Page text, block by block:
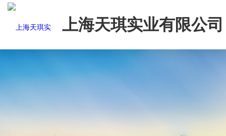
上海天琪实业有限公司